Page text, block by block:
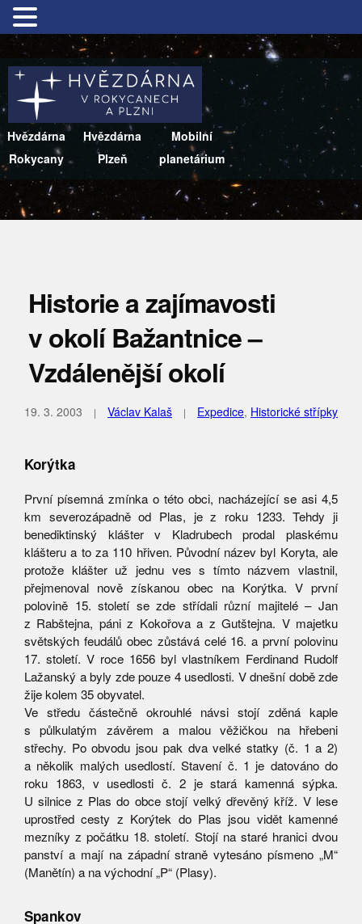
Hvězdárna
Rokycany
Hvězdárna
Plzeň
Mobilní
planetárium
Historie a zajímavosti
v okolí Bažantnice –
Vzdálenější okolí
19. 3. 2003 Václav Kalaš Expedice, Historické střípky
Korýtka
První písemná zmínka o této obci, nacházející se asi 4,5
km severozápadně od Plas, je z roku 1233. Tehdy ji
benediktinský klášter v Kladrubech prodal plaskému
klášteru a to za 110 hřiven. Původní název byl Koryta, ale
protože klášter už jednu ves s tímto názvem vlastnil,
přejmenoval nově získanou obec na Korýtka. V první
polovině 15. století se zde střídali různí majitelé – Jan
z Rabštejna, páni z Kokořova a z Gutštejna. V majetku
světských feudálů obec zůstává celé 16. a první polovinu
17. století. V roce 1656 byl vlastníkem Ferdinand Rudolf
Lažanský a byly zde pouze 4 usedlosti. V dnešní době zde
žije kolem 35 obyvatel.
Ve středu částečně okrouhlé návsi stojí zděná kaple
s půlkulatým závěrem a malou věžičkou na hřebeni
střechy. Po obvodu jsou pak dva velké statky (č. 1 a 2)
a několik malých usedlostí. Stavení č. 1 je datováno do
roku 1863, v usedlosti č. 2 je stará kamenná sýpka.
U silnice z Plas do obce stojí velký dřevěný kříž. V lese
uprostřed cesty z Korýtek do Plas jsou vidět kamenné
mezníky z počátku 18. století. Stojí na staré hranici dvou
panství a mají na západní straně vytesáno písmeno „M“
(Manětín) a na východní „P“ (Plasy).
Spankov